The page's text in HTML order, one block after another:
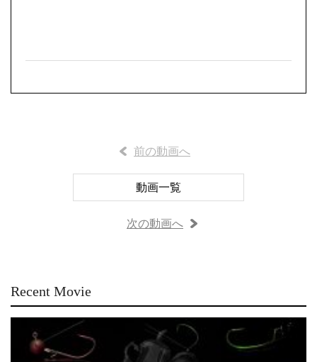
前の動画へ
動画一覧
次の動画へ
Recent Movie